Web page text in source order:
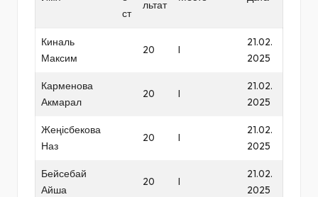
ст
льтат
Киналь
Максим
20 I
21.02.
2025
Карменова
Акмарал
20 I
21.02.
2025
Жеңісбекова
Наз
20 I
21.02.
2025
Бейсебай
Айша
20 I
21.02.
2025